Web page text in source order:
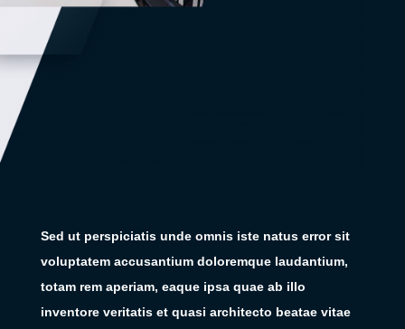
Sed ut perspiciatis unde omnis iste natus error sit
voluptatem accusantium doloremque laudantium,
totam rem aperiam, eaque ipsa quae ab illo
inventore veritatis et quasi architecto beatae vitae